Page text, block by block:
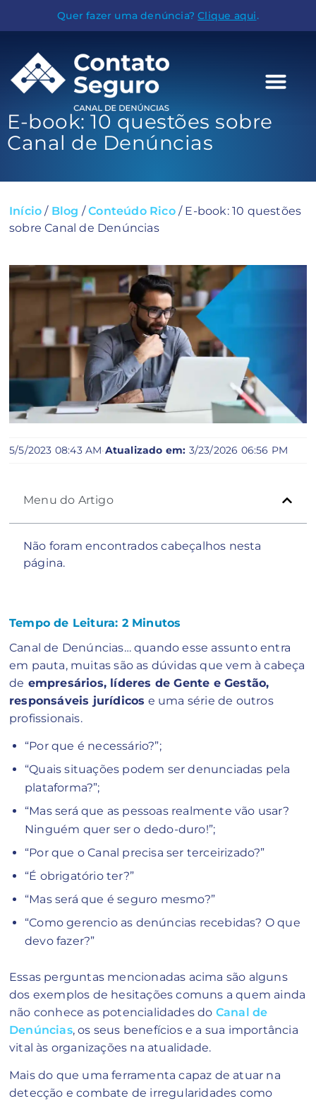
Quer fazer uma denúncia?Clique aqui.
E-book: 10 questões sobre
Canal de Denúncias
Início / Blog /Conteúdo Rico/ E-book: 10 questões
sobre Canal de Denúncias
5/5/2023 08:43 AM·Atualizado em: 3/23/2026 06:56 PM
Menu do Artigo
Não foram encontrados cabeçalhos nesta
página.
Tempo de Leitura: 2 Minutos
Canal de Denúncias… quando esse assunto entra
em pauta, muitas são as dúvidas que vem à cabeça
de empresários, líderes de Gente e Gestão,
responsáveis jurídicos e uma série de outros
profissionais.
“Por que é necessário?”;
“Quais situações podem ser denunciadas pela
plataforma?”;
“Mas será que as pessoas realmente vão usar?
Ninguém quer ser o dedo-duro!”;
“Por que o Canal precisa ser terceirizado?”
“É obrigatório ter?”
“Mas será que é seguro mesmo?”
“Como gerencio as denúncias recebidas? O que
devo fazer?”
Essas perguntas mencionadas acima são alguns
dos exemplos de hesitações comuns a quem ainda
não conhece as potencialidades do Canal de
Denúncias, os seus benefícios e a sua importância
vital às organizações na atualidade.
Mais do que uma ferramenta capaz de atuar na
detecção e combate de irregularidades como